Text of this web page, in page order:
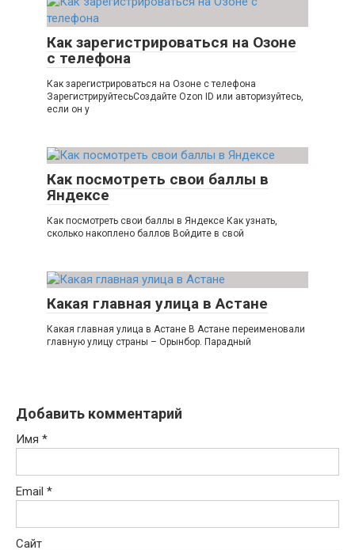
Как зарегистрироваться на Озоне
с телефона
Как зарегистрироваться на Озоне с телефона
ЗарегистрируйтесьСоздайте Ozon ID или авторизуйтесь,
если он у
Как посмотреть свои баллы в
Яндексе
Как посмотреть свои баллы в Яндексе Как узнать,
сколько накоплено баллов Войдите в свой
Какая главная улица в Астане
Какая главная улица в Астане В Астане переименовали
главную улицу страны – Орынбор. Парадный
Добавить комментарий
Имя *
Email *
Сайт